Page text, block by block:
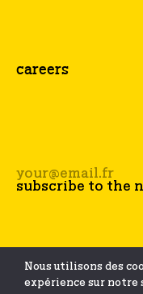
careers
Nous utilisons des
expérience sur notre